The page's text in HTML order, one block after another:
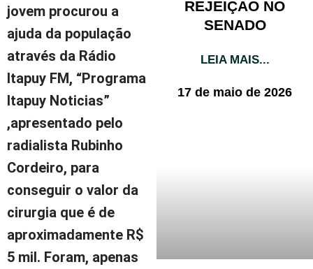
jovem procurou a
ajuda da população
através da Rádio
Itapuy FM, “Programa
Itapuy Noticias”
,apresentado pelo
radialista Rubinho
Cordeiro, para
conseguir o valor da
cirurgia que é de
aproximadamente R$
5 mil. Foram, apenas
REJEIÇÃO NO
SENADO
LEIA MAIS...
17 de maio de 2026